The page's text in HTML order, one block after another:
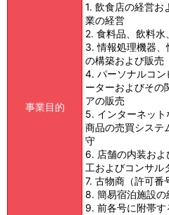
事業目的
1. 飲食店の経営お
業の経営
2. 食料品、飲料
3. 情報処理機器
の構築および販売
4. パーソナルコン
ーターおよびその
アの販売
5. インターネッ
商品の売買システ
守
6. 店舗の内装お
工およびコンサル
7. 古物商（許可番
8. 簡易宿泊施設の
9. 前各号に附帯す